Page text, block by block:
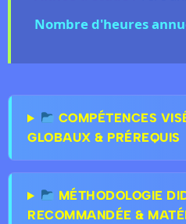
Nombre d'heures
COMPÉTENCES
GLOBAUX & PRÉREQUIS
MÉTHODOLOGIE
RECOMMANDÉE &